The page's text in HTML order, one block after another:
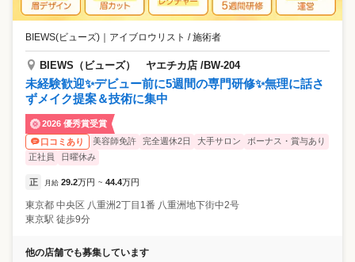
BIEWS(ビューズ) ｜ アイブロウリスト / 施術者
BIEWS（ビューズ） ヤエチカ店 /BW-204
未経験歓迎✨デビュー前に5週間の専門研修✨無理に話さ
ずメイク提案＆技術に集中
2026 優秀賞受賞
口コミあり
美容師免許 完全週休2日 大手サロン
ボーナス・賞与あり
正社員
日曜休み
正 月給 29.2万円 ~ 44.4万円
東京都 中央区 八重洲2丁目1番 八重洲地下街中2号
東京駅 徒歩9分
他の店舗でも募集しています